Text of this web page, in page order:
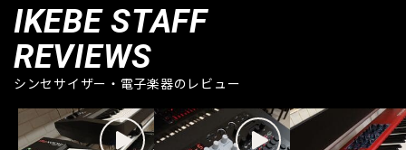
IKEBE STAFF
REVIEWS
シンセサイザー・電子楽器のレビュー